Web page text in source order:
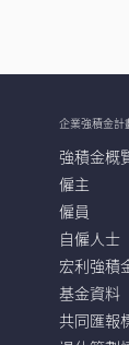
企業強積金計
強積金概
僱主
僱員
自僱人士
宏利強積
基金資料
共同匯報